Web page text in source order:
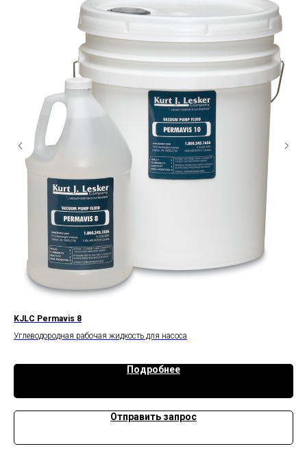
KJLC Permavis 8
Углеводородная рабочая жидкость для насоса
Подробнее
Отправить запрос